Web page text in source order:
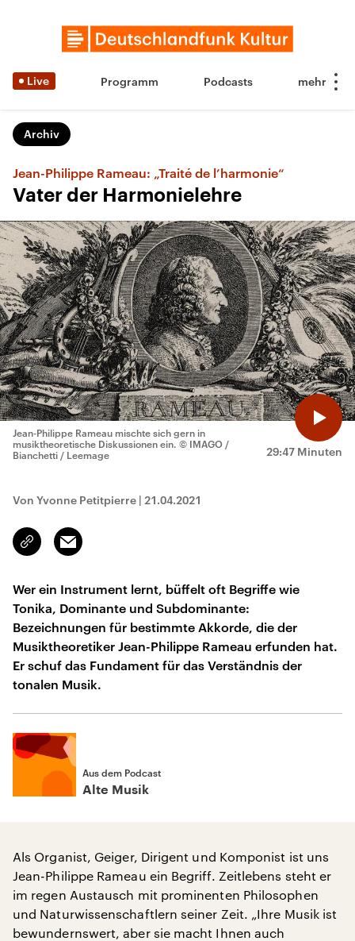
Live Programm Podcasts
Archiv
Jean-Philippe Rameau: „Traité de l’harmonie“
Vater der Harmonielehre
29:47 Minuten
Jean-Philippe Rameau mischte sich gern in
musiktheoretische Diskussionen ein. © IMAGO /
Bianchetti / Leemage
Von Yvonne Petitpierre | 21.04.2021
Link
kopieren/teilen
Email
Wer ein Instrument lernt, büffelt oft Begriffe wie
Tonika, Dominante und Subdominante:
Bezeichnungen für bestimmte Akkorde, die der
Musiktheoretiker Jean-Philippe Rameau erfunden hat.
Er schuf das Fundament für das Verständnis der
tonalen Musik.
Aus dem Podcast
Alte Musik
Als Organist, Geiger, Dirigent und Komponist ist uns
Jean-Philippe Rameau ein Begriff. Zeitlebens steht er
im regen Austausch mit prominenten Philosophen
und Naturwissenschaftlern seiner Zeit. „Ihre Musik ist
bewundernswert, aber sie macht Ihnen auch